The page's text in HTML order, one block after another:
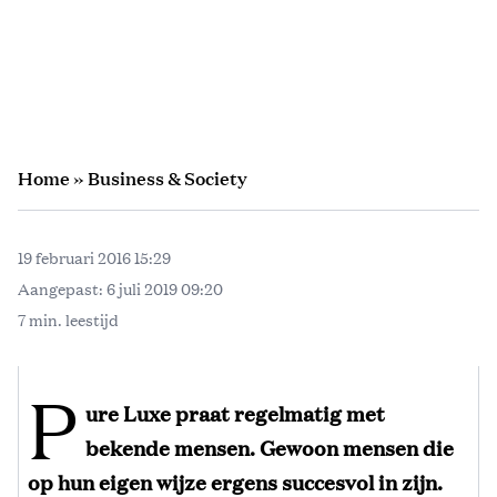
Home»Business & Society
19 februari 2016 15:29
Aangepast: 6 juli 2019 09:20
7 min. leestijd
P ure Luxe praat regelmatig met
bekende mensen. Gewoon mensen die
op hun eigen wijze ergens succesvol in zijn.